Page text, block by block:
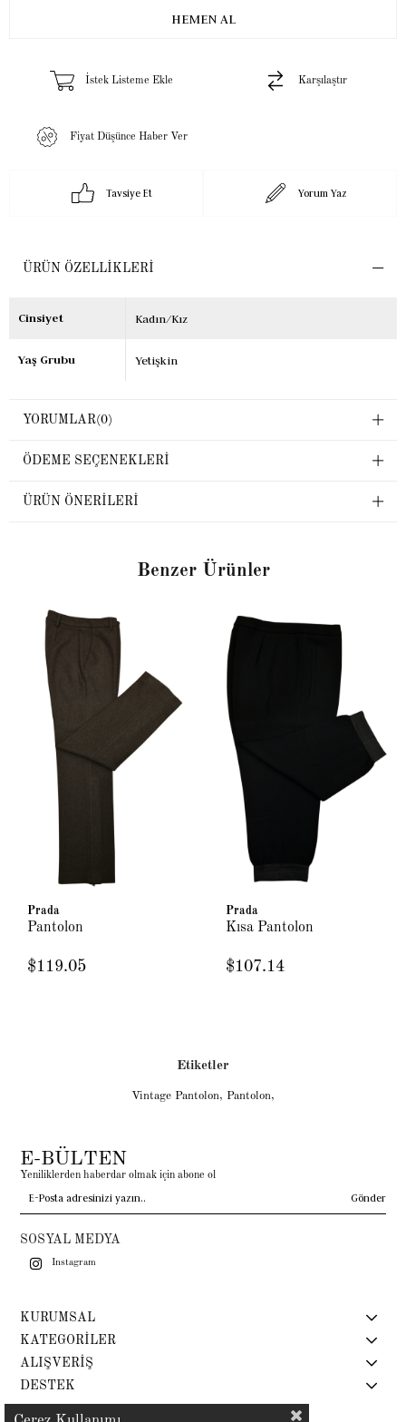
İstek Listeme Ekle Karşılaştır
Fiyat Düşünce Haber Ver
Tavsiye Et Yorum Yaz
ÜRÜN ÖZELLIKLERI
Cinsiyet Kadın/Kız
Yaş Grubu Yetişkin
YORUMLAR(0)
ÖDEME SEÇENEKLERI
ÜRÜN ÖNERILERI
Benzer Ürünler
Prada
Pantolon
$119.05
Prada
Kısa Pantolon
$107.14
Etiketler
Vintage Pantolon, Pantolon,
E-BÜLTEN
Yeniliklerden haberdar olmak için abone ol
Gönder
SOSYAL MEDYA
Instagram
KURUMSAL
KATEGORİLER
ALIŞVERİŞ
DESTEK